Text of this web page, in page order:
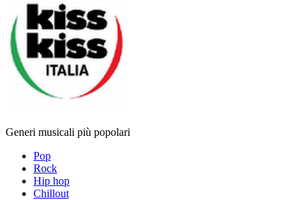
Generi musicali più popolari
Pop
Rock
Hip hop
Chillout